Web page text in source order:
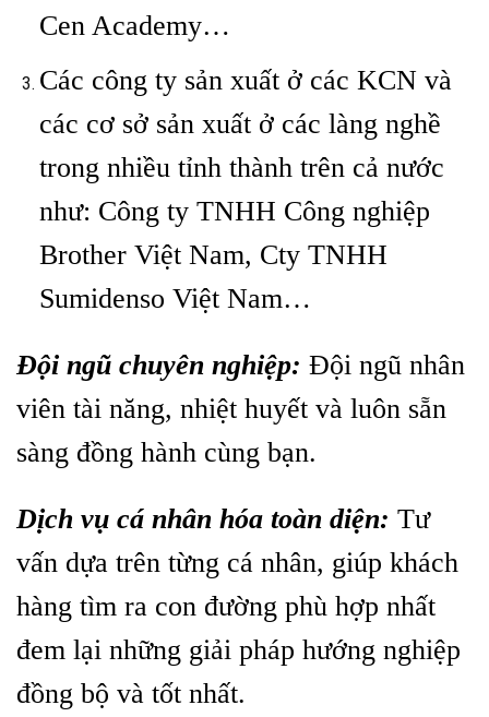
Cen Academy…
Các công ty sản xuất ở các KCN và
các cơ sở sản xuất ở các làng nghề
trong nhiều tỉnh thành trên cả nước
như: Công ty TNHH Công nghiệp
Brother Việt Nam, Cty TNHH
Sumidenso Việt Nam…
Đội ngũ chuyên nghiệp: Đội ngũ nhân
viên tài năng, nhiệt huyết và luôn sẵn
sàng đồng hành cùng bạn.
Dịch vụ cá nhân hóa toàn diện: Tư
vấn dựa trên từng cá nhân, giúp khách
hàng tìm ra con đường phù hợp nhất
đem lại những giải pháp hướng nghiệp
đồng bộ và tốt nhất.